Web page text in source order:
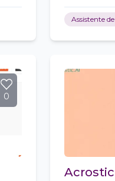
Assistente
0
Acrostic